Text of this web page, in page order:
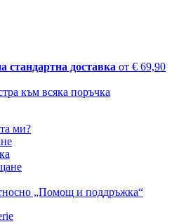
стандартна доставка от € 69,90
към всяка поръчка
ми?
„Помощ и поддръжка“